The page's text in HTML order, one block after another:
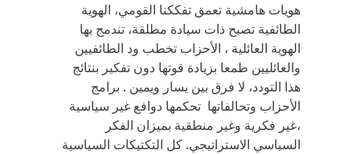
هويات هامشية تعمق تفككنا القومي، الهوية
الطائفية تصبح ذات سيادة مطلقة، تندمج بها
الهوية العائلية ، الأحزاب تخطب ود الطائفيين
والعائليين طمعا بزيادة قوتها دون تفكير بنتائج
هذا التودد، لا فرق بين يسار ويمين . برامج
الأحزاب وتحالفاتها تحكمها دوافع غير سياسية
،غير فكرية وغير منطقية بميزان الفكر
السياسي الاستراتيجي. كل التكتيكات السياسية